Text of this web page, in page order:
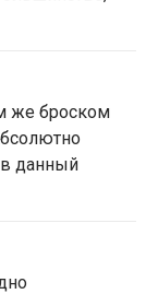
же броском
данный